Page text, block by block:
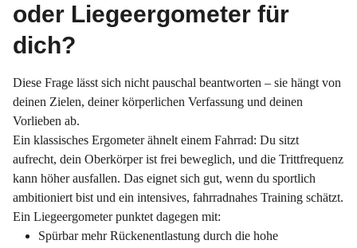
oder Liegeergometer für
dich?
Diese Frage lässt sich nicht pauschal beantworten – sie hängt von
deinen Zielen, deiner körperlichen Verfassung und deinen
Vorlieben ab.
Ein klassisches Ergometer ähnelt einem Fahrrad: Du sitzt
aufrecht, dein Oberkörper ist frei beweglich, und die Trittfrequenz
kann höher ausfallen. Das eignet sich gut, wenn du sportlich
ambitioniert bist und ein intensives, fahrradnahes Training schätzt.
Ein Liegeergometer punktet dagegen mit:
Spürbar mehr Rückenentlastung durch die hohe